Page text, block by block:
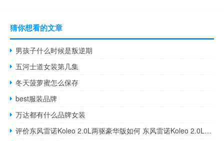
猜你想看的文章
男孩子什么时候是叛逆期
五河士道女装第几集
冬天菠萝蜜怎么保存
best服装品牌
万达都有什么品牌女装
评价东风雷诺Koleo 2.0L两驱豪华版如何 东风雷诺Koleo 2.0L两驱豪华版配置如何